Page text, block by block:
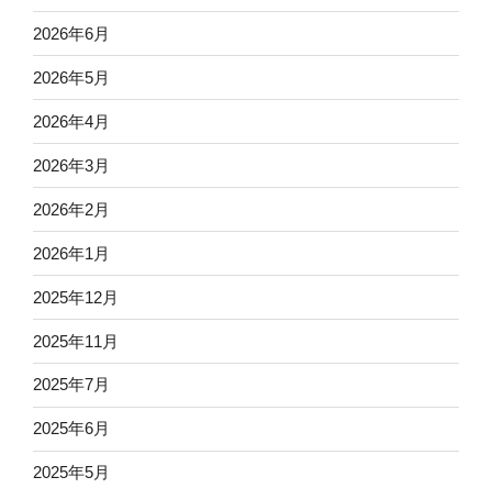
2026年6月
2026年5月
2026年4月
2026年3月
2026年2月
2026年1月
2025年12月
2025年11月
2025年7月
2025年6月
2025年5月